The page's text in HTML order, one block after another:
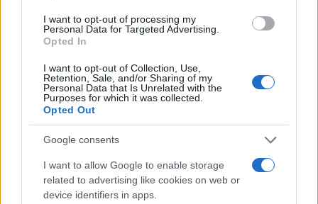
I want to opt-out of processing my
Personal Data for Targeted Advertising.
Opted In
I want to opt-out of Collection, Use,
Retention, Sale, and/or Sharing of my
Personal Data that Is Unrelated with the
Purposes for which it was collected.
Opted Out
Google consents
I want to allow Google to enable storage
related to advertising like cookies on web or
device identifiers in apps.
ECONOMÍA